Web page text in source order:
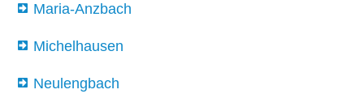
Maria-Anzbach
Michelhausen
Neulengbach